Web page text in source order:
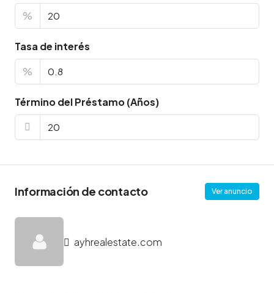
%
Tasa de interés
%
Término del Préstamo (Años)
Información de contacto Ver anuncio
ayhrealestate.com